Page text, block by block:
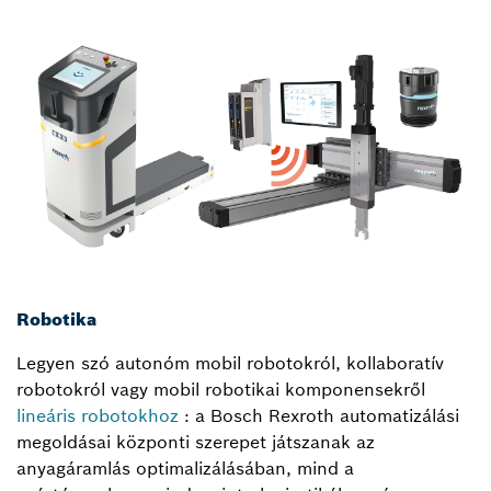
Robotika
Legyen szó autonóm mobil robotokról, kollaboratív
robotokról vagy mobil robotikai komponensekről
lineáris robotokhoz : a Bosch Rexroth automatizálási
megoldásai központi szerepet játszanak az
anyagáramlás optimalizálásában, mind a